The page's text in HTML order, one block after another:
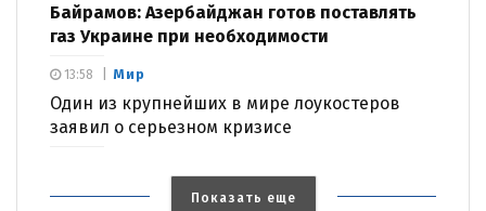
Байрамов: Азербайджан готов поставлять
газ Украине при необходимости
Мир
Один из крупнейших в мире лоукостеров
заявил о серьезном кризисе
13:58
Показать еще